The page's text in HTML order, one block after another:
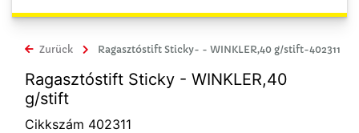
Zurück Ragasztóstift Sticky- - WINKLER,40 g/stift-402311
Ragasztóstift Sticky - WINKLER,40
g/stift
Cikkszám 402311